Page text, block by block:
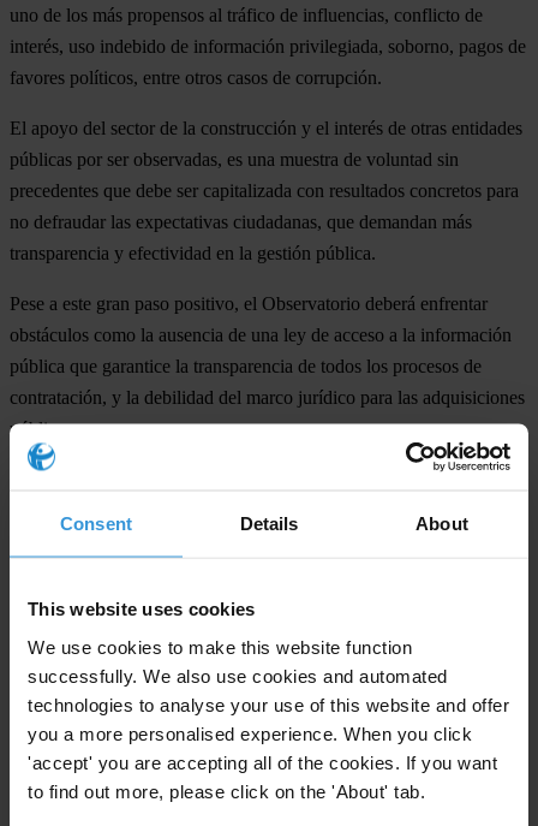
Consent Details About
This website uses cookies
We use cookies to make this website function
successfully. We also use cookies and automated
technologies to analyse your use of this website and offer
you a more personalised experience. When you click
'accept' you are accepting all of the cookies. If you want
to find out more, please click on the 'About' tab.
uno de los más propensos al tráfico de influencias, conflicto de
interés, uso indebido de información privilegiada, soborno, pagos de
favores políticos, entre otros casos de corrupción.
El apoyo del sector de la construcción y el interés de otras entidades
públicas por ser observadas, es una muestra de voluntad sin
precedentes que debe ser capitalizada con resultados concretos para
no defraudar las expectativas ciudadanas, que demandan más
transparencia y efectividad en la gestión pública.
Pese a este gran paso positivo, el Observatorio deberá enfrentar
obstáculos como la ausencia de una ley de acceso a la información
pública que garantice la transparencia de todos los procesos de
contratación, y la debilidad del marco jurídico para las adquisiciones
públicas.
El grado de éxito de esta iniciativa, dependerá de que mientras que
mecanismos que permitan monitorear la transparencia de la licitación
mecanismos de auditoria social que ya están en curso.
###
Transparency International es la organización mundial de la
sociedad civil líder en la lucha contra la corrupción.